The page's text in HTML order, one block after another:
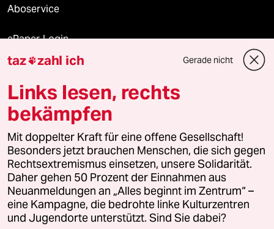
Aboservice
ePaper Login
Downloads für Abonnierende
© 2026 taz Verlags und Vertriebs GmbH
Alle Rechte vorbehalten. Bei rechtlichen Fragen oder für Genehmigungen
wenden Sie sich bitte an
lizenzen@taz.de
Feedback Redaktionsstatut Kommune-Richtlinien
Leitlinie Informant Datenschutz Impressum AGB
taz zahl ich Gerade nicht
Links lesen, rechts
bekämpfen
Mit doppelter Kraft für eine offene Gesellschaft!
Besonders jetzt brauchen Menschen, die sich gegen
Rechtsextremismus einsetzen, unsere Solidarität.
Daher gehen 50 Prozent der Einnahmen aus
Neuanmeldungen an „Alles beginnt im Zentrum“ –
eine Kampagne, die bedrohte linke Kulturzentren
und Jugendorte unterstützt. Sind Sie dabei?